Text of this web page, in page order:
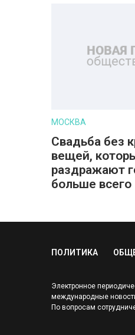
МОСКВА
Свадьба без
вещей,
раздражают
больше всего
ПОЛИТИКА
Электронное
международные
По вопросам